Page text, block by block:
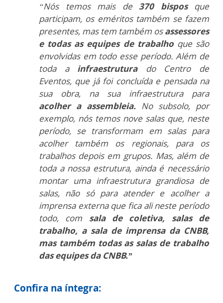
“Nós temos mais de 370 bisposque
participam, os eméritos também se fazem
presentes, mas tem também osassessores
e todas as equipes de trabalhoque são
envolvidas em todo esse período. Além de
toda a infraestrutura do Centro de
Eventos, que já foi concluída e pensada na
sua obra, na sua infraestrutura para
acolher a assembleia. No subsolo, por
exemplo, nós temos nove salas que, neste
período, se transformam em salas para
acolher também os regionais, para os
trabalhos depois em grupos. Mas, além de
toda a nossa estrutura, ainda é necessário
montar uma infraestrutura grandiosa de
salas, não só para atender e acolher a
imprensa externa que fica ali neste período
todo, com sala de coletiva, salas de
trabalho, a sala de imprensa da CNBB,
mas também todas as salas de trabalho
das equipes da CNBB.”
Confira na íntegra: